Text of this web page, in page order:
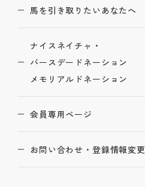
馬を引き取りたいあなたへ
ナイスネイチャ・
バースデードネーション
メモリアルドネーション
会員専用ページ
お問い合わせ・登録情報変更